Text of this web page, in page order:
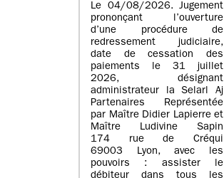
Le 04/08/2026. Jugement
prononçant l’ouverture
d’une procédure de
redressement judiciaire,
date de cessation des
paiements le 31 juillet
2026, désignant
administrateur la Selarl Aj
Partenaires Représentée
par Maître Didier Lapierre et
Maître Ludivine Sapin
174 rue de Créqui
69003 Lyon, avec les
pouvoirs : assister le